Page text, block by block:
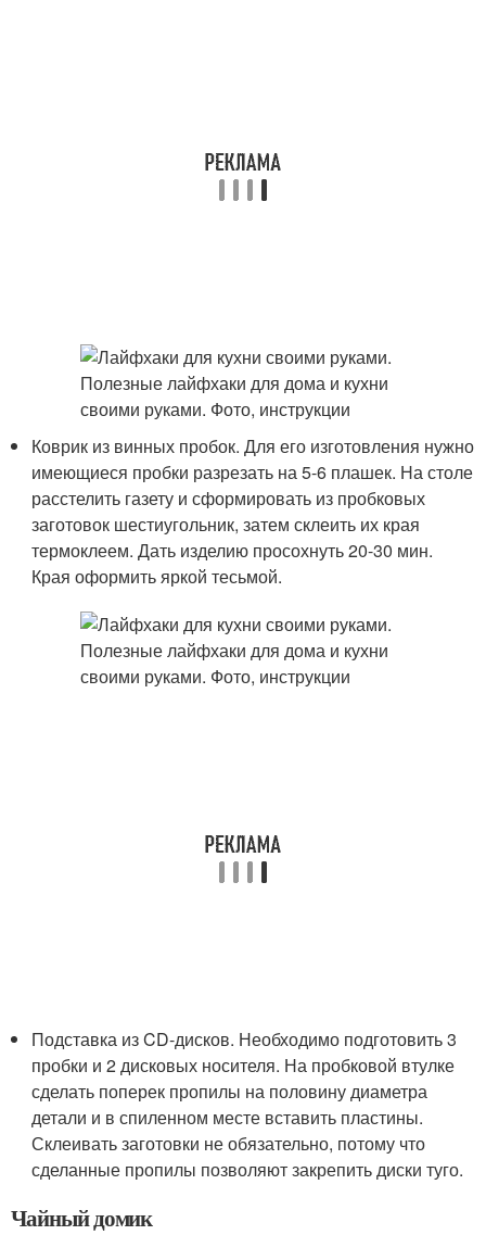
Коврик из винных пробок. Для его изготовления нужно
имеющиеся пробки разрезать на 5-6 плашек. На столе
расстелить газету и сформировать из пробковых
заготовок шестиугольник, затем склеить их края
термоклеем. Дать изделию просохнуть 20-30 мин.
Края оформить яркой тесьмой.
Подставка из CD-дисков. Необходимо подготовить 3
пробки и 2 дисковых носителя. На пробковой втулке
сделать поперек пропилы на половину диаметра
детали и в спиленном месте вставить пластины.
Склеивать заготовки не обязательно, потому что
сделанные пропилы позволяют закрепить диски туго.
Чайный домик